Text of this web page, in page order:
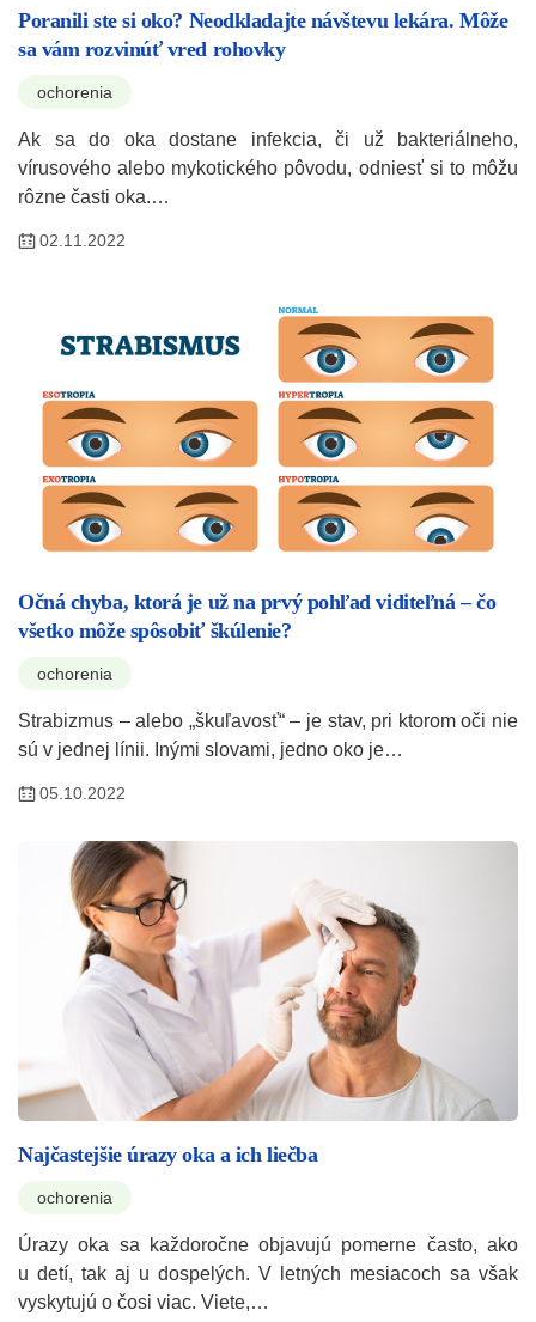
Poranili ste si oko? Neodkladajte návštevu lekára. Môže
sa vám rozvinúť vred rohovky
ochorenia
Ak sa do oka dostane infekcia, či už bakteriálneho,
vírusového alebo mykotického pôvodu, odniesť si to môžu
rôzne časti oka.…
02.11.2022
Očná chyba, ktorá je už na prvý pohľad viditeľná – čo
všetko môže spôsobiť škúlenie?
ochorenia
Strabizmus – alebo „škuľavosť“ – je stav, pri ktorom oči nie
sú v jednej línii. Inými slovami, jedno oko je…
05.10.2022
Najčastejšie úrazy oka a ich liečba
ochorenia
Úrazy oka sa každoročne objavujú pomerne často, ako
u detí, tak aj u dospelých. V letných mesiacoch sa však
vyskytujú o čosi viac. Viete,…